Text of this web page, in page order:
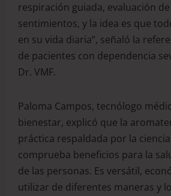
respiración guiada, evaluación
sentimientos, y la idea es que
en su vida diaria”, señaló la
de pacientes con dependencia
Dr. VMF.
Paloma Campos, tecnólogo
bienestar, explicó que la
práctica respaldada por la
comprueba beneficios para la
de las personas. Es versátil,
utilizar de diferentes maneras y